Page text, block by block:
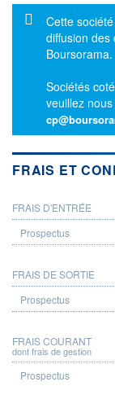
Message
Cette
diffusion
Boursorama.
Sociétés
veuillez
FRAIS ET
PROSPECTUS
FRAIS D'ENTRÉE
FRAIS DE SORTIE
FRAIS COURANT
dont frais de gestion